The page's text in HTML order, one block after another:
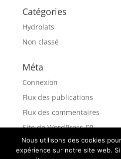
Catégories
Hydrolats
Non classé
Méta
Connexion
Flux des publications
Flux des commentaires
Site de WordPress-FR
Nous utilisons des cookies
expérience sur notre site web.